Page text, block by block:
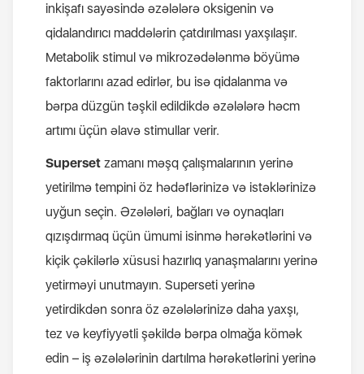
inkişafı sayəsində əzələlərə oksigenin və
qidalandırıcı maddələrin çatdırılması yaxşılaşır.
Metabolik stimul və mikrozədələnmə böyümə
faktorlarını azad edirlər, bu isə qidalanma və
bərpa düzgün təşkil edildikdə əzələlərə həcm
artımı üçün əlavə stimullar verir.
Superset zamanı məşq çalışmalarının yerinə
yetirilmə tempini öz hədəflərinizə və istəklərinizə
uyğun seçin. Əzələləri, bağları və oynaqları
qızışdırmaq üçün ümumi isinmə hərəkətlərini və
kiçik çəkilərlə xüsusi hazırlıq yanaşmalarını yerinə
yetirməyi unutmayın. Superseti yerinə
yetirdikdən sonra öz əzələlərinizə daha yaxşı,
tez və keyfiyyətli şəkildə bərpa olmağa kömək
edin – iş əzələlərinin dartılma hərəkətlərini yerinə